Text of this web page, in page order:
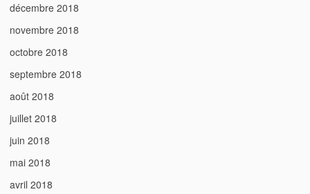
décembre 2018
novembre 2018
octobre 2018
septembre 2018
août 2018
juillet 2018
juin 2018
mai 2018
avril 2018